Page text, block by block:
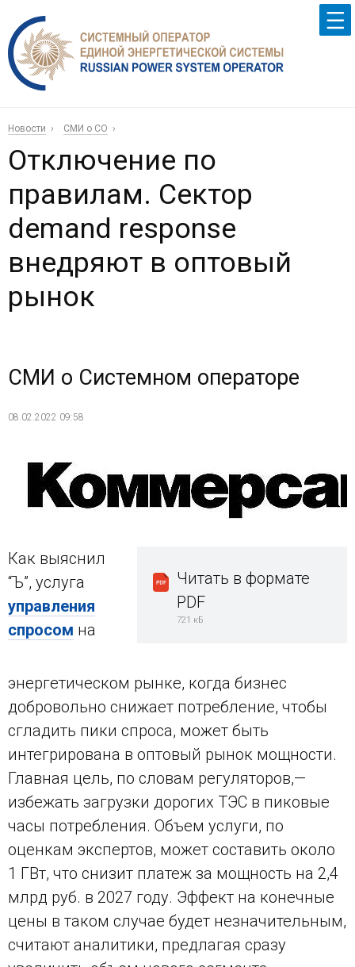
Новости СМИ о СО
Отключение по
правилам. Сектор
demand response
внедряют в оптовый
рынок
СМИ о Системном операторе
08.02.2022 09:58
Читать в формате
PDF
721 кБ
Как выяснил
“Ъ”, услуга
управления
спросом на
энергетическом рынке, когда бизнес
добровольно снижает потребление, чтобы
сгладить пики спроса, может быть
интегрирована в оптовый рынок мощности.
Главная цель, по словам регуляторов,—
избежать загрузки дорогих ТЭС в пиковые
часы потребления. Объем услуги, по
оценкам экспертов, может составить около
1 ГВт, что снизит платеж за мощность на 2,4
млрд руб. в 2027 году. Эффект на конечные
цены в таком случае будет незначительным,
считают аналитики, предлагая сразу